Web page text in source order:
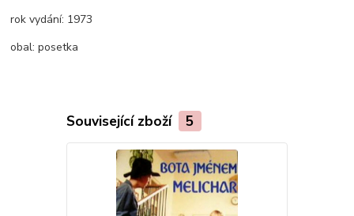
rok vydání: 1973
obal: posetka
Související zboží 5